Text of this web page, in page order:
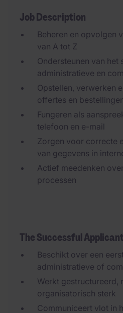
Job Description
Beheren en opvolgen
van A tot Z
Ondersteunen van het
administratieve en
Opstellen, verwerken
offertes en
Fungeren als
telefoon en e-mail
Zorgen voor correcte
van gegevens in
Actief meedenken
processen
The Successful
Beschikt over een
administratieve of
Werkt gestructureerd,
organisatorisch sterk
Communiceert vlot in